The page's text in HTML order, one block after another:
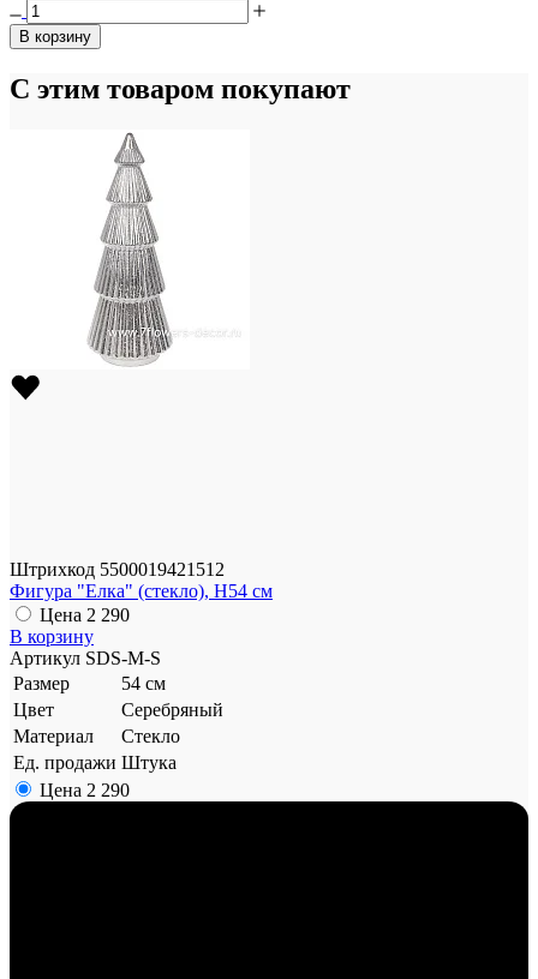
В корзину
С этим товаром покупают
Штрихкод 5500019421512
Фигура "Елка" (стекло), H54 см
Цена 2 290
В корзину
Артикул SDS-M-S
Размер
54 см
Цвет
Серебряный
Материал
Стекло
Ед. продажи Штука
Цена 2 290